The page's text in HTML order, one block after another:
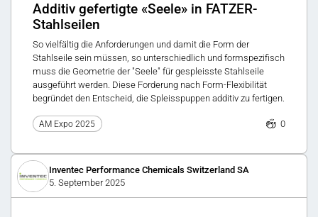
Additiv gefertigte «Seele» in FATZER-
Stahlseilen
So vielfältig die Anforderungen und damit die Form der
Stahlseile sein müssen, so unterschiedlich und formspezifisch
muss die Geometrie der "Seele" für gespleisste Stahlseile
ausgeführt werden. Diese Forderung nach Form-Flexibilität
begründet den Entscheid, die Spleisspuppen additiv zu fertigen.
AM Expo 2025 0
Inventec Performance Chemicals Switzerland SA
5. September 2025